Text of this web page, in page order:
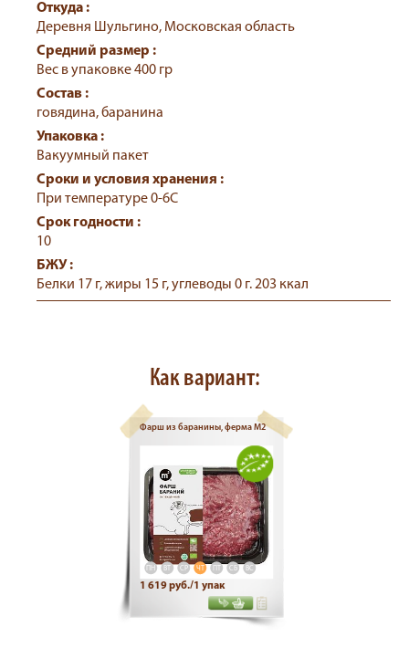
Откуда :
Деревня Шульгино, Московская область
Средний размер :
Вес в упаковке 400 гр
Состав :
говядина, баранина
Упаковка :
Вакуумный пакет
Сроки и условия хранения :
При температуре 0-6С
Срок годности :
10
БЖУ :
Белки 17 г, жиры 15 г, углеводы 0 г. 203 ккал
Как вариант:
Фарш из баранины, ферма М2
ПН ВТ СР ЧТ ПТ СБ ВС
1 619 руб./1 упак